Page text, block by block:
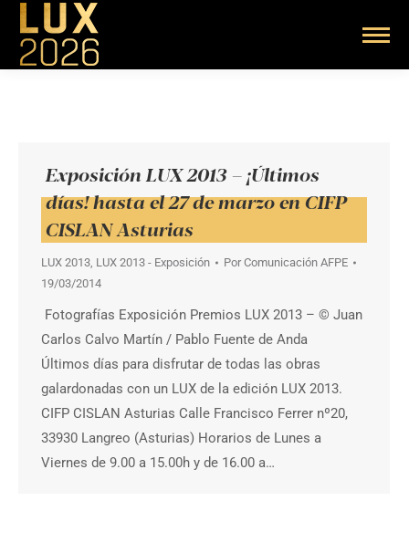
Exposición LUX 2013 – ¡Últimos
días! hasta el 27 de marzo en CIFP
CISLAN Asturias
LUX 2013, LUX 2013 - Exposición PorComunicación AFPE
19/03/2014
Fotografías Exposición Premios LUX 2013 – © Juan
Carlos Calvo Martín / Pablo Fuente de Anda
Últimos días para disfrutar de todas las obras
galardonadas con un LUX de la edición LUX 2013.
CIFP CISLAN Asturias Calle Francisco Ferrer nº20,
33930 Langreo (Asturias) Horarios de Lunes a
Viernes de 9.00 a 15.00h y de 16.00 a…